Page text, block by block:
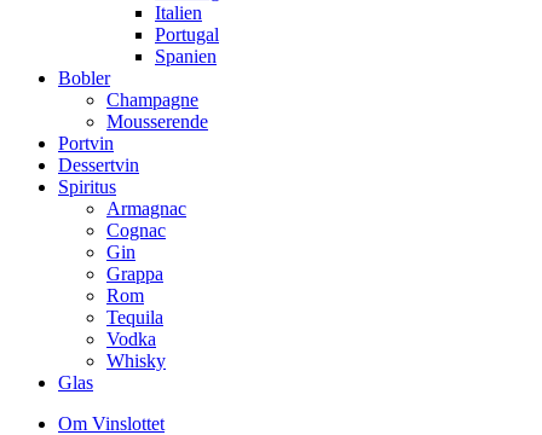
Italien
Portugal
Spanien
Bobler
Champagne
Mousserende
Portvin
Dessertvin
Spiritus
Armagnac
Cognac
Gin
Grappa
Rom
Tequila
Vodka
Whisky
Glas
Om Vinslottet